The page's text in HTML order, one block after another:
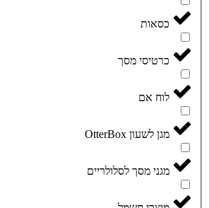
כסאות
כרטיסי מסך
לוח אם
מגן לשעון OtterBox
מגני מסך לסלולריים